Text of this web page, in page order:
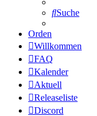
Suche
Orden
Willkommen
FAQ
Kalender
Aktuell
Releaseliste
Discord